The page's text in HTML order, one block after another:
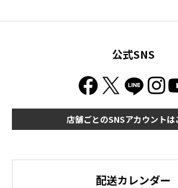
公式SNS
店舗ごとのSNSアカウントは
配送カレンダー